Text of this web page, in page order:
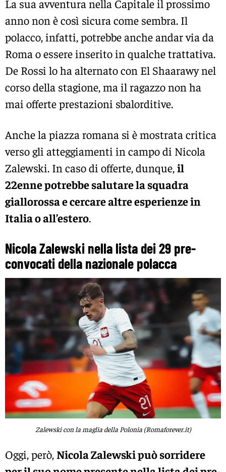
La sua avventura nella Capitale il prossimo
anno non è così sicura come sembra. Il
polacco, infatti, potrebbe anche andar via da
Roma o essere inserito in qualche trattativa.
De Rossi lo ha alternato con El Shaarawy nel
corso della stagione, ma il ragazzo non ha
mai offerte prestazioni sbalorditive.
Anche la piazza romana si è mostrata critica
verso gli atteggiamenti in campo di Nicola
Zalewski. In caso di offerte, dunque,il
22enne potrebbe salutare la squadra
giallorossa e cercare altre esperienze in
Italia o all’estero.
Nicola Zalewski nella lista dei 29 pre-
convocati della nazionale polacca
Zalewski con la maglia della Polonia (Romaforever.it)
Oggi, però, Nicola Zalewski può sorridere